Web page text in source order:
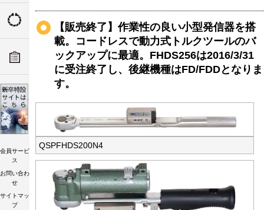
トルクの由来
トルク講習会
会員サービ
ス
お問い合わ
せ
サイトマッ
プ
デ
ツリ
【販売終了】作業性の良い小型発信器を搭
載。コードレスで動力式トルクツールのバ
ックアップに最適。FHDS256は2016/3/31
に受注終了し、後継機種はFD/FDDとなりま
す。
QSPFHDS200N4